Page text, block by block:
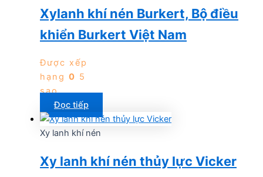
Xylanh khí nén Burkert, Bộ điều
khiển Burkert Việt Nam
Được xếp
hạng 0 5
sao
Đọc tiếp
Xy lanh khí nén
Xy lanh khí nén thủy lực Vicker